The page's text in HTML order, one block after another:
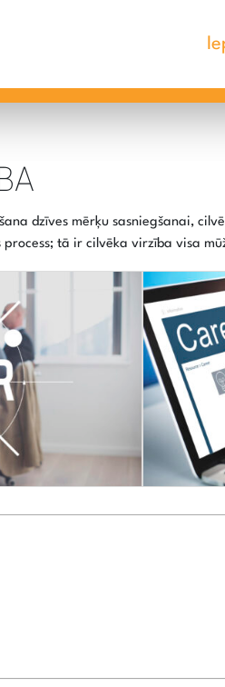
dzīves mērķu sasniegšanai,
process; tā ir cilvēka virzība visa